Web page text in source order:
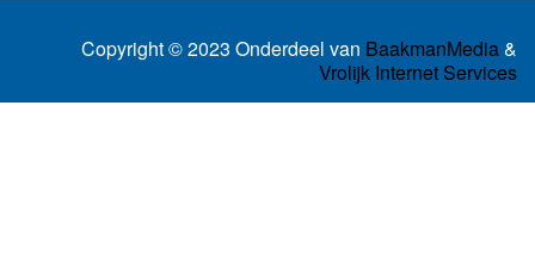
Copyright © 2023 Onderdeel van BaakmanMedia&
Vrolijk Internet Services